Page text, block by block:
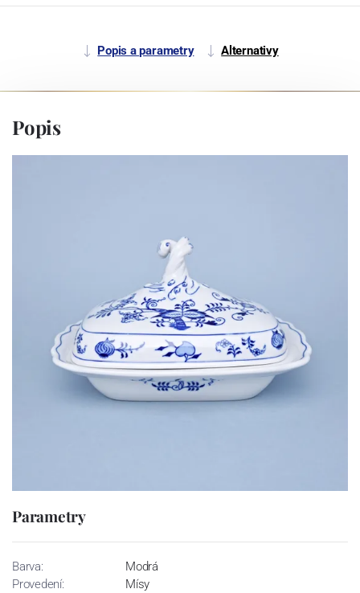
Popis a parametry Alternativy
Popis
Parametry
Barva:
Modrá
Provedení:
Mísy